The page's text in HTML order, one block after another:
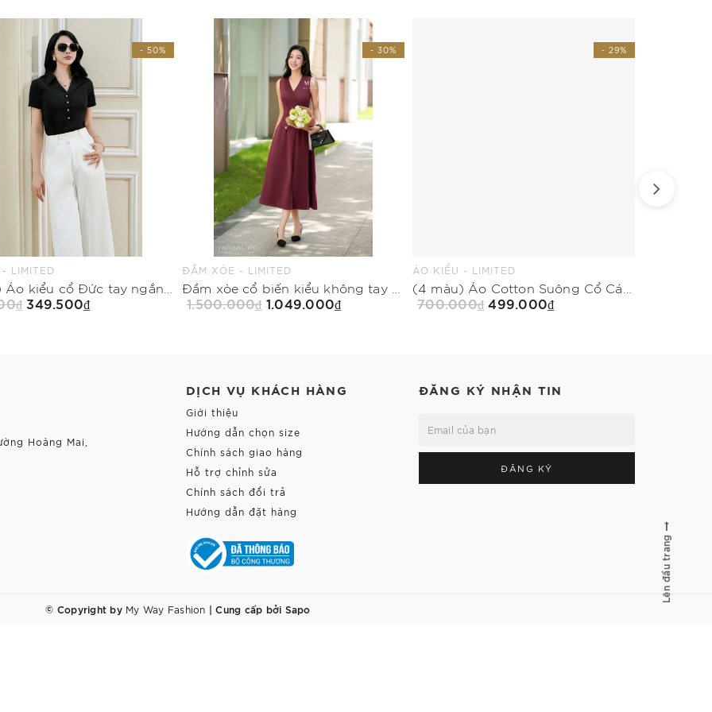
- 50%
LIMITED
349.500₫
- 30%
ĐẦM XÒE - LIMITED
1.500.000₫ 1.049.000₫
- 29%
ÁO KIỂU - LIMITED
700.000₫ 499.000₫
Hoàng Mai,
DỊCH VỤ KHÁCH HÀNG
Giới thiệu
Hướng dẫn chọn size
Chính sách giao hàng
Hỗ trợ chỉnh sửa
Chính sách đổi trả
Hướng dẫn đặt hàng
ĐĂNG KÝ NHẬN TIN
ĐĂNG KÝ
© Copyright by My Way Fashion | Cung cấp bởi Sapo
Lên đầu trang